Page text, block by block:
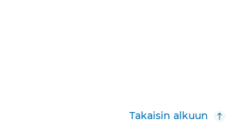
Takaisin alkuun